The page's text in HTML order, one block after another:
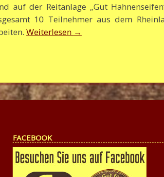
auf der Reitanlage „Gut
10 Teilnehmer aus dem
Weiterlesen →
FACEBOOK